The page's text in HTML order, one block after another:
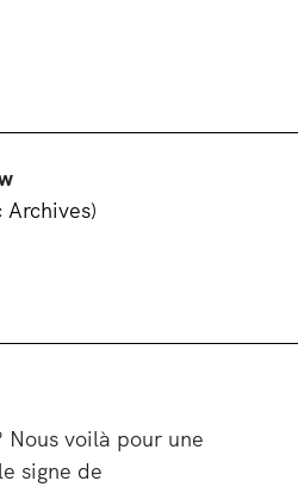
Archives)
Nous voilà pour une
signe de